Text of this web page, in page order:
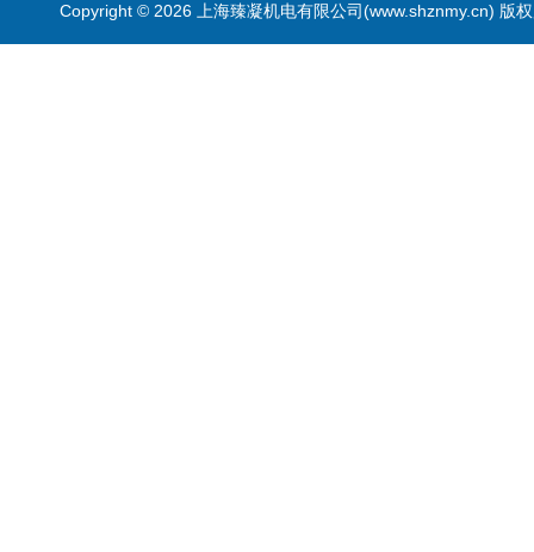
Copyright © 2026 上海臻凝机电有限公司(www.shznmy.cn) 版